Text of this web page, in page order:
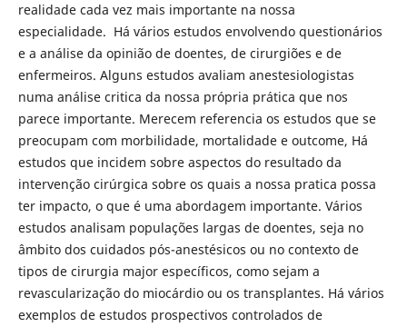
realidade cada vez mais importante na nossa
especialidade. Há vários estudos envolvendo questionários
e a análise da opinião de doentes, de cirurgiões e de
enfermeiros. Alguns estudos avaliam anestesiologistas
numa análise critica da nossa própria prática que nos
parece importante. Merecem referencia os estudos que se
preocupam com morbilidade, mortalidade e outcome, Há
estudos que incidem sobre aspectos do resultado da
intervenção cirúrgica sobre os quais a nossa pratica possa
ter impacto, o que é uma abordagem importante. Vários
estudos analisam populações largas de doentes, seja no
âmbito dos cuidados pós-anestésicos ou no contexto de
tipos de cirurgia major específicos, como sejam a
revascularização do miocárdio ou os transplantes. Há vários
exemplos de estudos prospectivos controlados de